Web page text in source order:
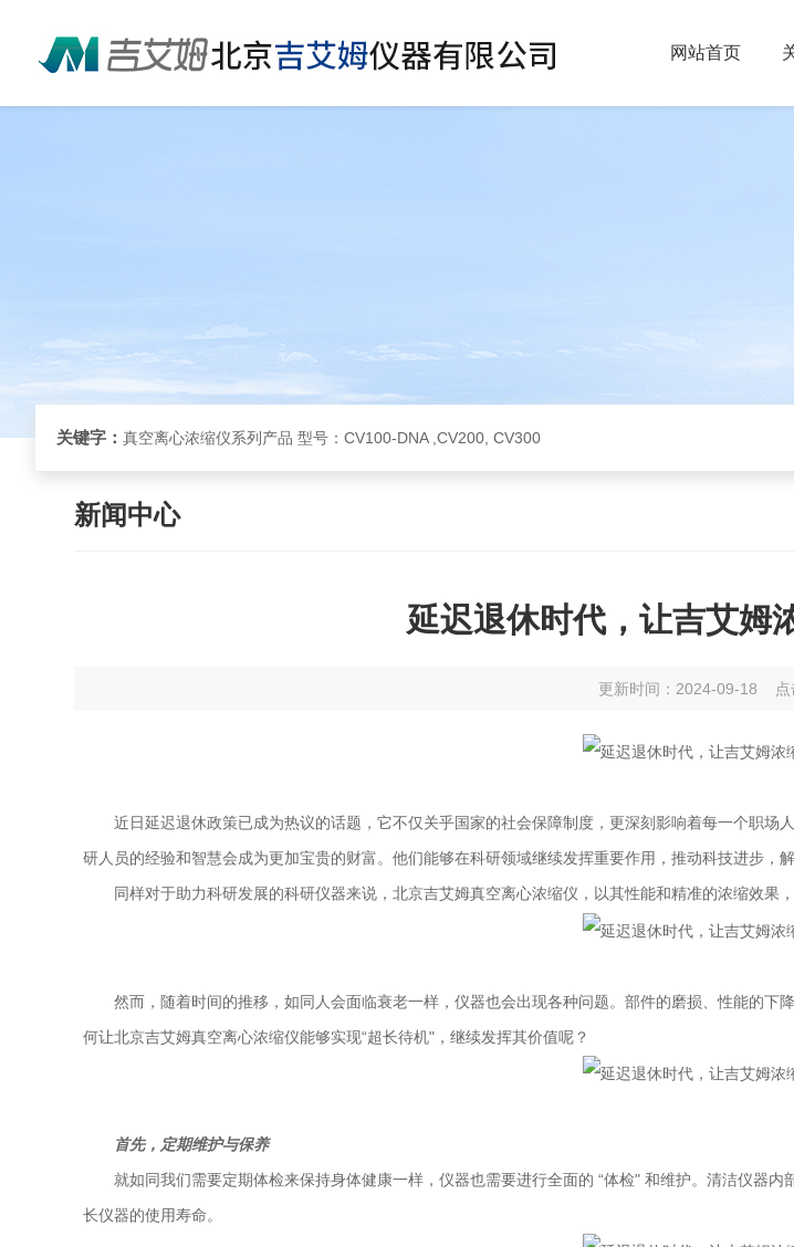
网站首页
关键字：真空离心浓缩仪系列产品 型号：CV100-DNA ,CV200, CV300
新闻中心
延迟退休时代，让吉艾姆
更新时间：2024-09-18 点
近日延迟退休政策已成为热议的话题，它不仅关乎国家的社会保障制度，更深刻影响着每一个职
研人员的经验和智慧会成为更加宝贵的财富。他们能够在科研领域继续发挥重要作用，推动科技进步，解
同样对于助力科研发展的科研仪器来说，北京吉艾姆真空离心浓缩仪 ，以其性能和精准的浓缩效果
然而，随着时间的推移，如同人会面临衰老一样，仪器也会出现各种问题。部件的磨损、性能的
何让北京吉艾姆真空离心浓缩仪能够实现“超长待机"，继续发挥其价值呢？
首先，定期维护与保养
就如同我们需要定期体检来保持身体健康一样，仪器也需要进行全面的 “体检" 和维护。清洁仪器
长仪器的使用寿命。